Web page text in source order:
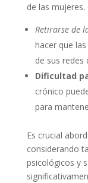
de las
Retirarse de
hacer que
de sus redes
Dificultad
crónico
para
Es crucial
considerando
psicológicos y